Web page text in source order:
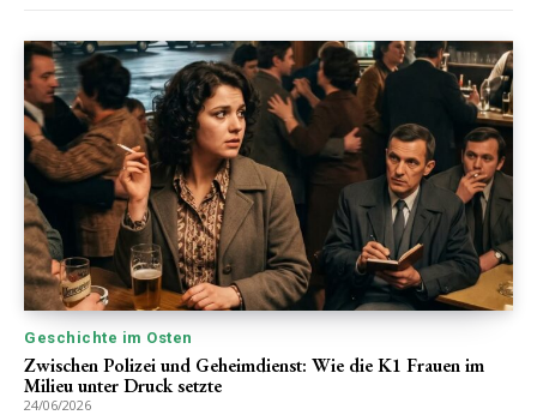
Geschichte im Osten
Zwischen Polizei und Geheimdienst: Wie die K1 Frauen im
Milieu unter Druck setzte
24/06/2026